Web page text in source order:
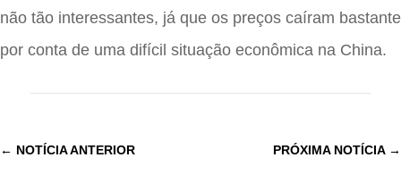
não tão interessantes, já que os preços caíram bastante
por conta de uma difícil situação econômica na China.
← NOTÍCIA ANTERIOR PRÓXIMA NOTÍCIA→